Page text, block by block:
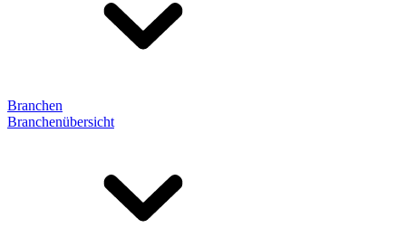
Branchen
Branchenübersicht